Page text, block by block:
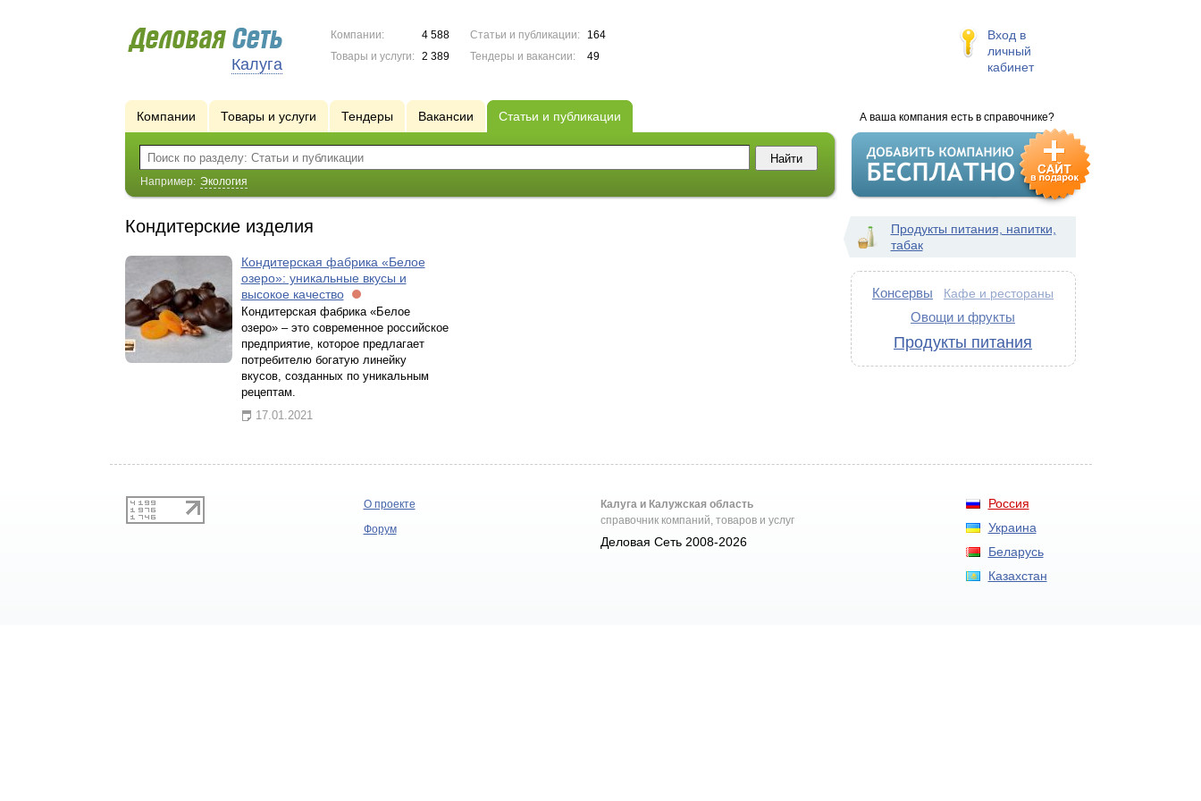
Калуга
Компании:
4 588
Товары и услуги:
2 389
Статьи и публикации:
164
Тендеры и вакансии:
49
Вход в
личный
кабинет
А ваша компания есть в справочнике?
Компании Товары и услуги Тендеры Вакансии Статьи и публикации
Например: Экология
Кондитерские изделия
Кондитерская фабрика «Белое
озеро»: уникальные вкусы и
высокое качество
Кондитерская фабрика «Белое
озеро» – это современное российское
предприятие, которое предлагает
потребителю богатую линейку
вкусов, созданных по уникальным
рецептам.
17.01.2021
Продукты питания, напитки,
табак
Консервы Кафе и рестораны
Овощи и фрукты
Продукты питания
Россия
Украина
Беларусь
Казахстан
О проекте
Форум
Калуга и Калужская область
справочник компаний, товаров и услуг
Деловая Сеть 2008-2026